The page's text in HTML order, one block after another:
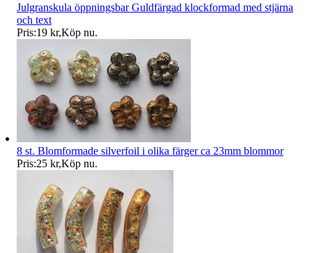
Julgranskula öppningsbar Guldfärgad klockformad med stjärna
och text
Pris:19 kr,Köp nu.
8 st. Blomformade silverfoil i olika färger ca 23mm blommor
Pris:25 kr,Köp nu.